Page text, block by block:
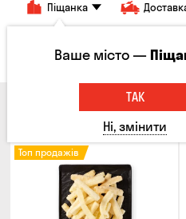
Піщанка
Кукурудза Насіння
Топ продажів
Ваше місто —
ТАК
Ні, змінити